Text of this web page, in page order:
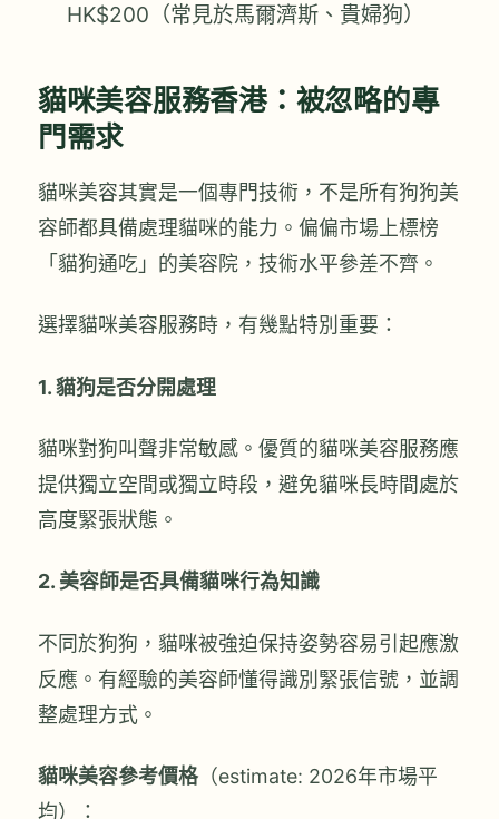
HK$200（常見於馬爾濟斯、貴婦狗）
貓咪美容服務香港：被忽略的專
門需求
貓咪美容其實是一個專門技術，不是所有狗狗美
容師都具備處理貓咪的能力。偏偏市場上標榜
「貓狗通吃」的美容院，技術水平參差不齊。
選擇貓咪美容服務時，有幾點特別重要：
1. 貓狗是否分開處理
貓咪對狗叫聲非常敏感。優質的貓咪美容服務應
提供獨立空間或獨立時段，避免貓咪長時間處於
高度緊張狀態。
2. 美容師是否具備貓咪行為知識
不同於狗狗，貓咪被強迫保持姿勢容易引起應激
反應。有經驗的美容師懂得識別緊張信號，並調
整處理方式。
貓咪美容參考價格（estimate: 2026年市場平
均）：